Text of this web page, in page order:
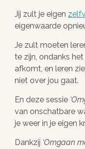
Jij zult je eigen
eigenwaarde
Je zult moeten
te zijn, ondanks
afkomt, en leren
niet over jou gaat.
En deze sessie
van onschatbare
je weer in je eigen
Dankzij Omgaan